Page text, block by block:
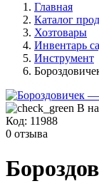
Главная
Каталог
Хозтовары
Инвентарь
Инструмент
В
Код: 11988
0 отзыва